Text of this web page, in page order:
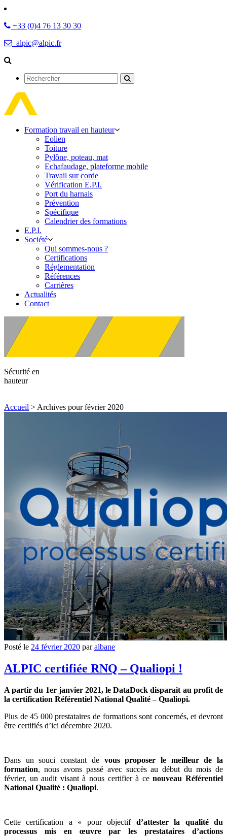
+33 (0)4 76 13 30 30
alpic@alpic.fr
Rechercher
Formation travail en hauteur
Eolien
Toiture
Pylône, poteau, mat
Echafaudage, plateforme mobile
Travail sur corde
Vérification E.P.I.
Port du harnais
Prévention
Spécifique
Calendrier des formations
E.P.I.
Société
Qui sommes-nous ?
Certifications
Réglementation
Références
Carrières
Actualités
Contact
Sécurité en
hauteur
Accueil > Archives pour février 2020
Posté le 24 février 2020 paralbane
ALPIC certifiée RNQ – Qualiopi !
A partir du 1er janvier 2021, le DataDock disparait au profit de
la certification Référentiel National Qualité – Qualiopi.
Plus de 45 000 prestataires de formations sont concernés, et devront
être certifiés d’ici décembre 2020.
Dans un souci constant de vous proposer le meilleur de la
formation, nous avons passé avec succès au début du mois de
février, un audit visant à nous certifier à cenouveau Référentiel
National Qualité : Qualiopi.
Cette certification a « pour objectif d’attester la qualité du
processus mis en œuvre par les prestataires d’actions